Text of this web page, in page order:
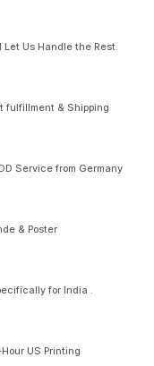
Us Handle the Rest.
fulfillment & Shipping
Service from Germany
& Poster
for India .
US Printing